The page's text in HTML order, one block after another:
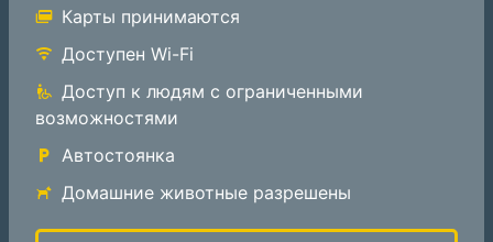
Карты принимаются
Доступен Wi-Fi
Доступ к людям с ограниченными
возможностями
Автостоянка
Домашние животные разрешены